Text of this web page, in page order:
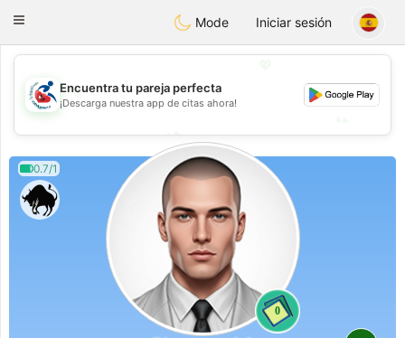
Handi Space
Toggle
Mode Iniciar sesión
💖
💕
Encuentra tu pareja perfecta
¡Descarga nuestra app de citas ahora!
0.7/1
0